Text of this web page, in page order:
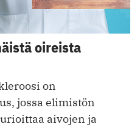
oireista
on
jossa elimistön
aivojen ja